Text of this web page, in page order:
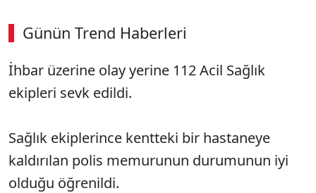
Günün Trend Haberleri
İhbar üzerine olay yerine 112 Acil Sağlık
ekipleri sevk edildi.
Sağlık ekiplerince kentteki bir hastaneye
kaldırılan polis memurunun durumunun iyi
olduğu öğrenildi.